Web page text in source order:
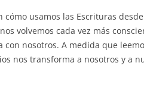
cómo usamos las Escrituras
volvemos cada vez más
con nosotros. A medida que
nos transforma a nosotros y a